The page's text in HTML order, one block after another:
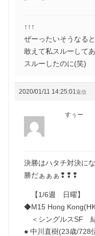
↑↑↑
ぜーったいそうなると
敢えて私スルーして
スルーしたのに(笑)
2020/01/11 14:25:01返信
すぅー
決勝はハタチ対決に
勝だぁぁぁ❢❢❢
【1/6週 日曜】
◆M15 Hong
＜シングルスSF
● 中川直樹(23歳/